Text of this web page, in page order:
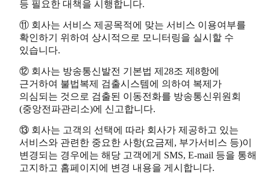
등 필요한 대책을 시행합니다.
⑪ 회사는 서비스 제공목적에 맞는 서비스 이용여부를
확인하기 위하여 상시적으로 모니터링을 실시할 수
있습니다.
⑫ 회사는 방송통신발전 기본법 제28조 제8항에
근거하여 불법복제 검출시스템에 의하여 복제가
의심되는 것으로 검출된 이동전화를 방송통신위원회
(중앙전파관리소)에 신고합니다.
⑬ 회사는 고객의 선택에 따라 회사가 제공하고 있는
서비스와 관련한 중요한 사항(요금제, 부가서비스 등)이
변경되는 경우에는 해당 고객에게 SMS, E-mail 등을 통해
고지하고 홈페이지에 변경 내용을 게시합니다.